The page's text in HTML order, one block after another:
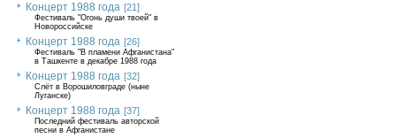
Концерт 1988 года [21]
Фестиваль "Огонь души твоей" в
Новороссийске
Концерт 1988 года [26]
Фестиваль "В пламени Афганистана"
в Ташкенте в декабре 1988 года
Концерт 1988 года [32]
Слёт в Ворошиловграде (ныне
Луганске)
Концерт 1988 года [37]
Последний фестиваль авторской
песни в Афганистане